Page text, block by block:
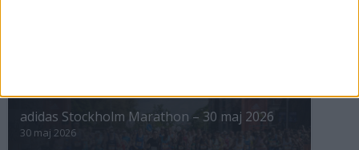
adidas Stockholm Marathon – 30 maj 2026
30 maj 2026